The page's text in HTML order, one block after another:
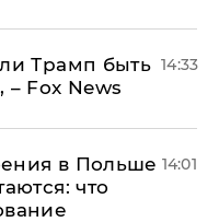
Трамп быть
Fox News
14:33
в Польше
что
14:01